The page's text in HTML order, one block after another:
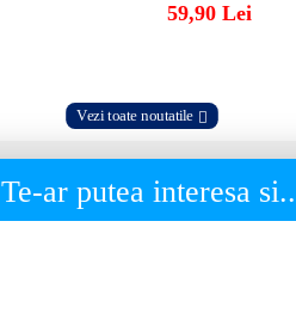
59,90 Lei
Vezi toate noutatile
Te-ar putea interesa